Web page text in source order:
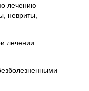
лечению
невриты,
лечении